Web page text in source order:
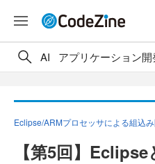
AI アプリケーション開
Eclipse/ARMプロセッサによる組込
【第5回】